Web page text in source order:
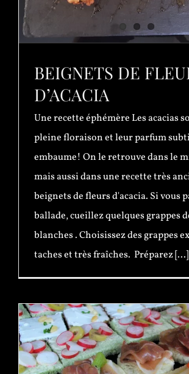
BEIGNETS DE
D’ACACIA
Une recette éphémère Les acacias
pleine floraison et leur parfum
embaume! On le retrouve dans le
mais aussi dans une recette très
beignets de fleurs d'acacia. Si vous
ballade, cueillez quelques grappes
blanches . Choisissez des grappes
taches et très fraîches. Préparez [...]